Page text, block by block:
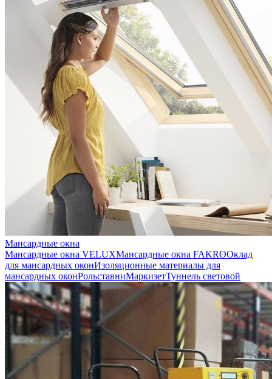
Мансардные окна
Мансардные окна VELUXМансардные окна FAKROОклад
для мансардных оконИзоляционные материалы для
мансардных оконРольставниМаркизетТуннель световой